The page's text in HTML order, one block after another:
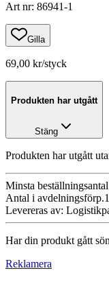
Art nr: 86941-1
Gilla
69,00 kr/styck
Produkten har utgått
Stäng
Produkten har utgått
Minsta beställningsantal
Antal i avdelningsförp.
Levereras av:
Har din produkt gått
Reklamera